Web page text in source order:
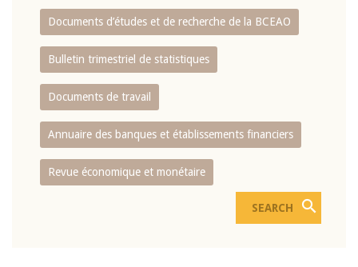
Documents d’études et de recherche de la BCEAO
Bulletin trimestriel de statistiques
Documents de travail
Annuaire des banques et établissements financiers
Revue économique et monétaire